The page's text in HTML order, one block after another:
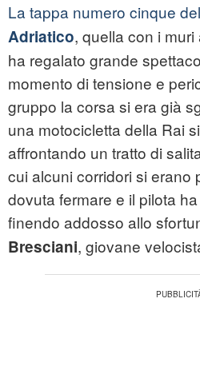
La tappa numero cinque
Adriatico, quella con i muri
ha regalato grande
momento di tensione e
gruppo la corsa si era già
una motocicletta della Rai
affrontando un tratto di
cui alcuni corridori si erano
dovuta fermare e il pilota
finendo addosso allo
Bresciani, giovane